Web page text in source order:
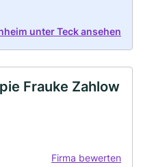
unter Teck ansehen
Frauke Zahlow
Firma bewerten